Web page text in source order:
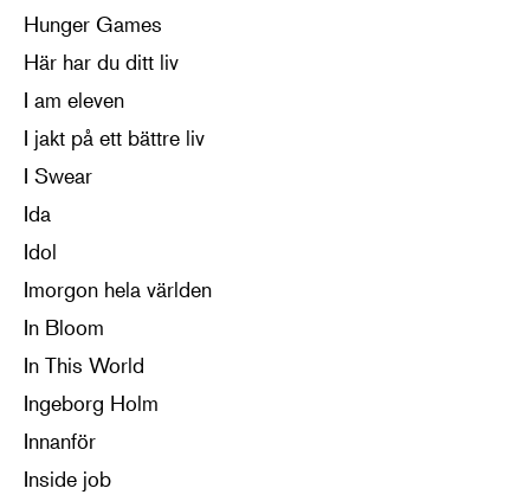
Hunger Games
Här har du ditt liv
I am eleven
I jakt på ett bättre liv
I Swear
Ida
Idol
Imorgon hela världen
In Bloom
In This World
Ingeborg Holm
Innanför
Inside job